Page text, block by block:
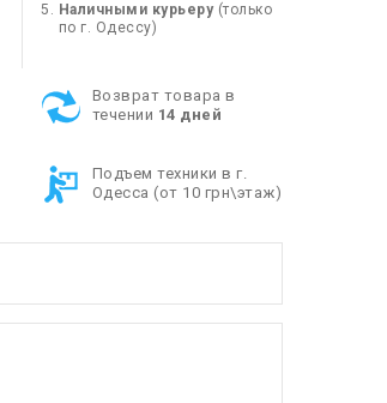
Наличными курьеру(только
по г. Одессу)
Возврат товара в
течении 14 дней
Подъем техники в г.
Одесса (от 10 грн\этаж)